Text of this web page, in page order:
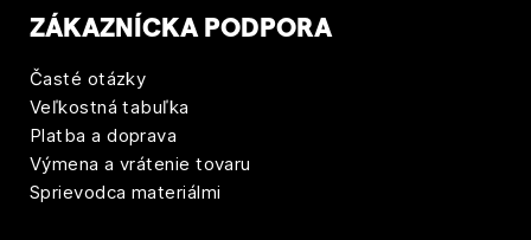
í
s
p
e
v
ZÁKAZNÍCKA PODPORA
Časté otázky
Veľkostná tabuľka
Platba a doprava
Výmena a vrátenie tovaru
Sprievodca materiálmi